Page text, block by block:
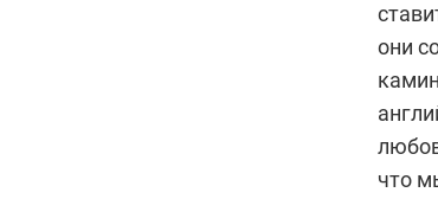
они
что